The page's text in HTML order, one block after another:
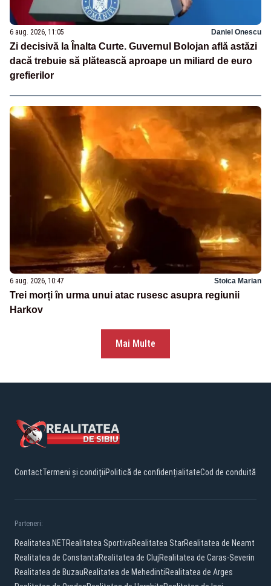
6 aug. 2026, 11:05 Daniel Onescu
Zi decisivă la Înalta Curte. Guvernul Bolojan află astăzi
dacă trebuie să plătească aproape un miliard de euro
grefierilor
6 aug. 2026, 10:47 Stoica Marian
Trei morți în urma unui atac rusesc asupra regiunii
Harkov
Mai Multe
ContactTermeni și condițiiPolitică de confidențialitateCod de conduită
Parteneri:
Realitatea.NETRealitatea SportivaRealitatea StarRealitatea de Neamt
Realitatea de ConstantaRealitatea de ClujRealitatea de Caras-Severin
Realitatea de BuzauRealitatea de MehedintiRealitatea de Arges